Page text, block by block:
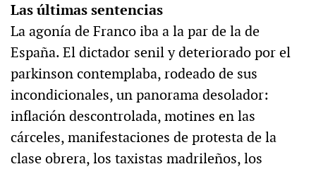
Las últimas sentencias
La agonía de Franco iba a la par de la de
España. El dictador senil y deteriorado por el
parkinson contemplaba, rodeado de sus
incondicionales, un panorama desolador:
inflación descontrolada, motines en las
cárceles, manifestaciones de protesta de la
clase obrera, los taxistas madrileños, los